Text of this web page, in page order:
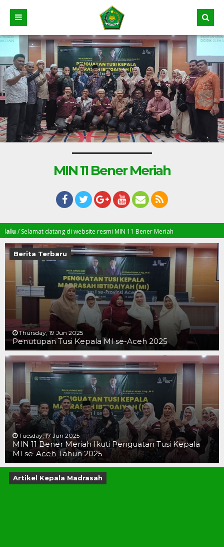
MIN 11 Bener Meriah
datang di website resmi MIN 11 Bener Meriah
Berita Terbaru
Thursday, 19 Jun 2025
Penutupan Tusi Kepala MI se-Aceh 2025
Tuesday, 17 Jun 2025
MIN 11 Bener Meriah Ikuti Penguatan Tusi Kepala
MI se-Aceh Tahun 2025
Artikel Kepala Madrasah
19 JUN 2025
19 JUN 2025
16 JUN 2025